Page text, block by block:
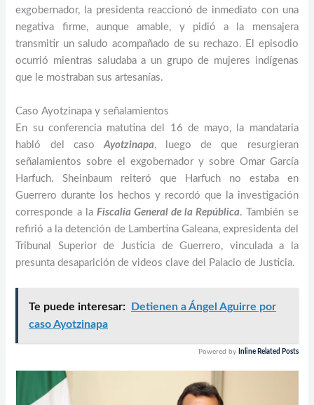
exgobernador, la presidenta reaccionó de inmediato con una
negativa firme, aunque amable, y pidió a la mensajera
transmitir un saludo acompañado de su rechazo. El episodio
ocurrió mientras saludaba a un grupo de mujeres indígenas
que le mostraban sus artesanías.
Caso Ayotzinapa y señalamientos
En su conferencia matutina del 16 de mayo, la mandataria
habló del caso Ayotzinapa, luego de que resurgieran
señalamientos sobre el exgobernador y sobre Omar García
Harfuch. Sheinbaum reiteró que Harfuch no estaba en
Guerrero durante los hechos y recordó que la investigación
corresponde a la Fiscalía General de la República. También se
refirió a la detención de Lambertina Galeana, expresidenta del
Tribunal Superior de Justicia de Guerrero, vinculada a la
presunta desaparición de videos clave del Palacio de Justicia.
Te puede interesar:
Detienen a Ángel Aguirre por
caso Ayotzinapa
Powered by Inline Related Posts